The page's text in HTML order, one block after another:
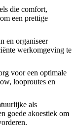
die comfort,
een prettige
en organiseer
werkomgeving te
voor een optimale
looproutes en
als
goede akoestiek om